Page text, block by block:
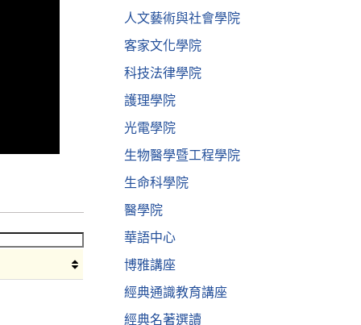
人文藝術與社會學院
客家文化學院
科技法律學院
護理學院
光電學院
生物醫學暨工程學院
生命科學院
醫學院
華語中心
博雅講座
經典通識教育講座
經典名著選讀